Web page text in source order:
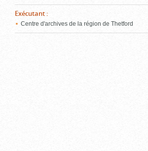
Exécutant :
Centre d'archives de la région de Thetford